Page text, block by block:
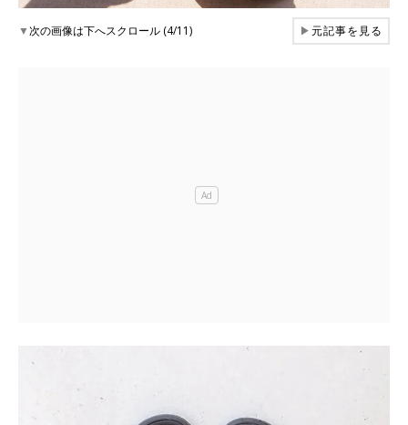
▼次の画像は下へスクロール (4/11) ▶元記事を見る